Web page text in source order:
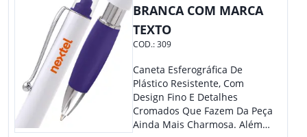
BRANCA COM MARCA
TEXTO
COD.:309
Caneta Esferográfica De
Plástico Resistente, Com
Design Fino E Detalhes
Cromados Que Fazem Da Peça
Ainda Mais Charmosa. Além